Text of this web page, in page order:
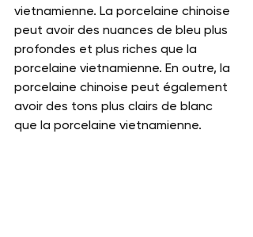
vietnamienne. La porcelaine chinoise
peut avoir des nuances de bleu plus
profondes et plus riches que la
porcelaine vietnamienne. En outre, la
porcelaine chinoise peut également
avoir des tons plus clairs de blanc
que la porcelaine vietnamienne.